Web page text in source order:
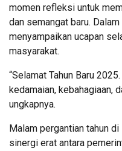
momen refleksi untuk
dan semangat baru.
menyampaikan ucapan
masyarakat.
“Selamat Tahun Baru
kedamaian, kebahagiaan,
ungkapnya.
Malam pergantian tahun
sinergi erat antara